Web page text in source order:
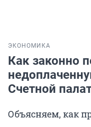
ЭКОНОМИКА
Как законно
Счетной
Объясняем, как